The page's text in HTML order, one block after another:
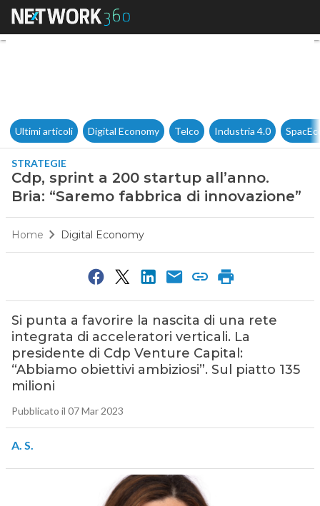
Cdp, sprint a 200 startup
Ultimi articoli Digital Economy Telco Industria 4.0
STRATEGIE
Cdp, sprint a 200 startup all’anno.
Bria: “Saremo fabbrica di innovazione”
Home Digital Economy
Si punta a favorire la nascita di una rete
integrata di acceleratori verticali. La
presidente di Cdp Venture Capital:
“Abbiamo obiettivi ambiziosi”. Sul piatto 135
milioni
Pubblicato il 07 Mar 2023
A. S.